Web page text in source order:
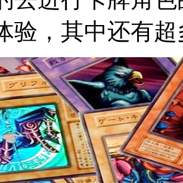
验，其中还有